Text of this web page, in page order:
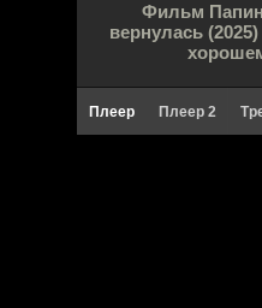
Фильм
вернулась
Плеер Плеер 2